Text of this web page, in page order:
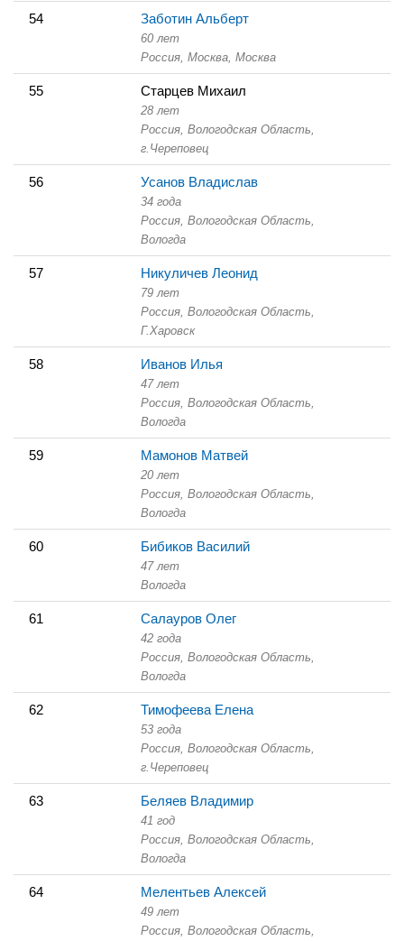
54 Заботин Альберт
60 лет
Россия, Москва, Москва
55 Старцев Михаил
28 лет
Россия, Вологодская Область,
г.Череповец
56 Усанов Владислав
34 года
Россия, Вологодская Область,
Вологда
57 Никуличев Леонид
79 лет
Россия, Вологодская Область,
Г.Харовск
58 Иванов Илья
47 лет
Россия, Вологодская Область,
Вологда
59 Мамонов Матвей
20 лет
Россия, Вологодская Область,
Вологда
60 Бибиков Василий
47 лет
Вологда
61 Салауров Олег
42 года
Россия, Вологодская Область,
Вологда
62 Тимофеева Елена
53 года
Россия, Вологодская Область,
г.Череповец
63 Беляев Владимир
41 год
Россия, Вологодская Область,
Вологда
64 Мелентьев Алексей
49 лет
Россия, Вологодская Область,